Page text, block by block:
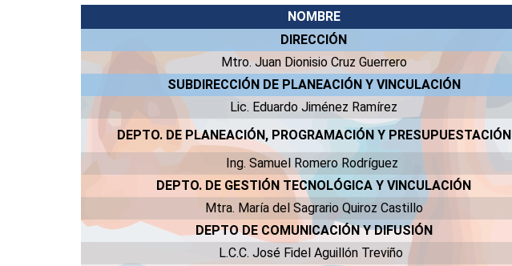
NOMBRE
DIRECCIÓN
Mtro. Juan Dionisio Cruz Guerrero
SUBDIRECCIÓN DE PLANEACIÓN Y VINCULACIÓN
Lic. Eduardo Jiménez Ramírez
DEPTO. DE PLANEACIÓN, PROGRAMACIÓN Y PRESUPUESTACIÓN
Ing. Samuel Romero Rodríguez
DEPTO. DE GESTIÓN TECNOLÓGICA Y VINCULACIÓN
Mtra. María del Sagrario Quiroz Castillo
DEPTO DE COMUNICACIÓN Y DIFUSIÓN
L.C.C. José Fidel Aguillón Treviño